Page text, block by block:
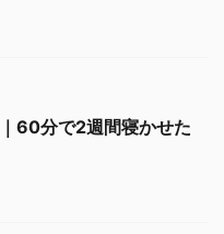
60分で2週間寝かせた